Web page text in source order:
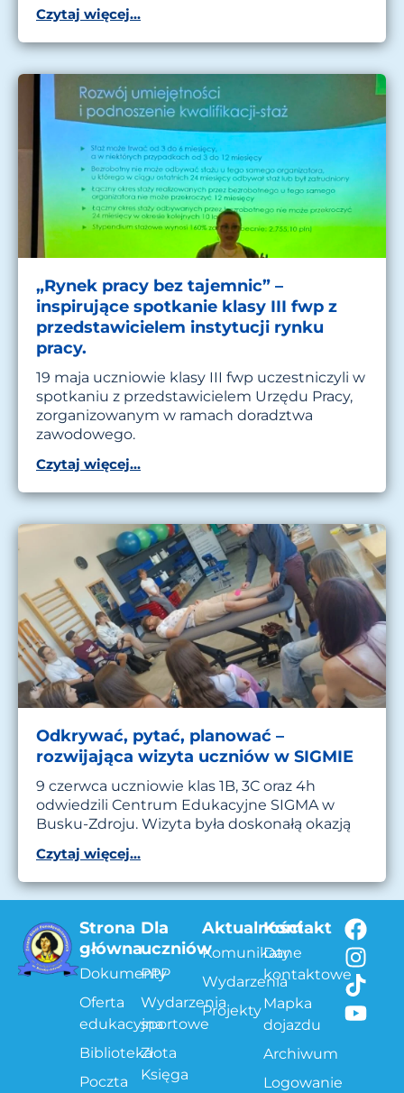
Czytaj więcej...
„Rynek pracy bez tajemnic” –
inspirujące spotkanie klasy III fwp z
przedstawicielem instytucji rynku
pracy.
19 maja uczniowie klasy III fwp uczestniczyli w
spotkaniu z przedstawicielem Urzędu Pracy,
zorganizowanym w ramach doradztwa
zawodowego.
Czytaj więcej...
Odkrywać, pytać, planować –
rozwijająca wizyta uczniów w SIGMIE
9 czerwca uczniowie klas 1B, 3C oraz 4h
odwiedzili Centrum Edukacyjne SIGMA w
Busku-Zdroju. Wizyta była doskonałą okazją
Czytaj więcej...
Strona
główna
Dokumenty
Oferta
edukacyjna
Biblioteka
Poczta
Dla
uczniów
PPP
Wydarzenia
sportowe
Złota
Księga
Aktualności
Komunikaty
Wydarzenia
Projekty
Kontakt
Dane
kontaktowe
Mapka
dojazdu
Archiwum
Logowanie